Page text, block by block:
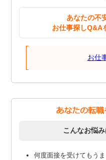
あなたの不
お仕事探しQ&A
お仕
こんなお悩
何度面接を受けてもう